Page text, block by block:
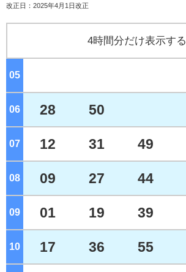
改正日：2025年4月1日改正
4時間分だけ表示する
05
06 28 50
07 12 31 49
08 09 27 44
09 01 19 39
10 17 36 55